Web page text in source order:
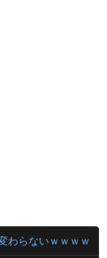
わらないｗｗｗｗ